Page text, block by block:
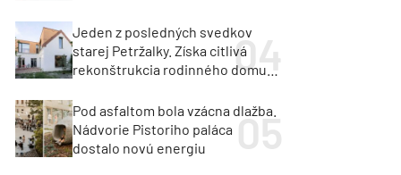
Jeden z posledných svedkov
starej Petržalky. Získa citlivá
rekonštrukcia rodinného domu
Pod asfaltom bola vzácna dlažba.
Nádvorie Pistoriho paláca
dostalo novú energiu